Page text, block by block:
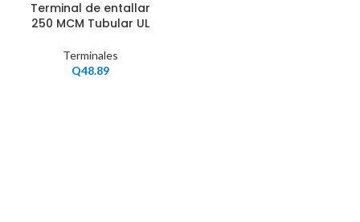
Terminal de entallar
250 MCM Tubular UL
Terminales
Q48.89